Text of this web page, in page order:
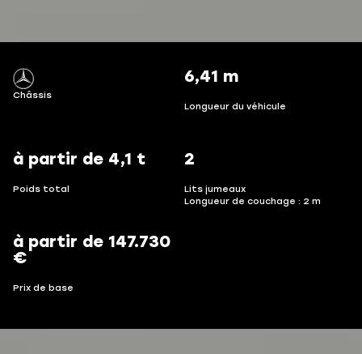
Châssis
6,41 m
Longueur du véhicule
à partir de 4,1 t
Poids total
2
Lits jumeaux
Longueur de couchage : 2 m
à partir de 147.730
€
Prix de base